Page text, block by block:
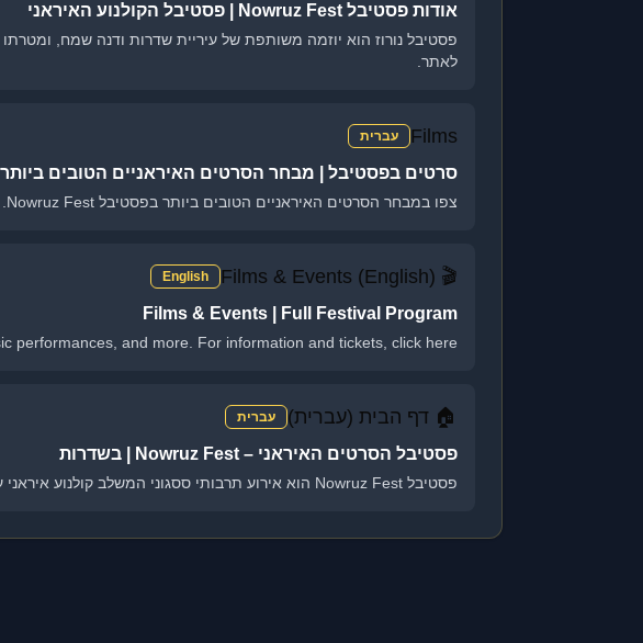
אודות פסטיבל Nowruz Fest | פסטיבל הקולנוע האיראני
פסטיבל נורוז הוא יוזמה משותפת של עיריית שדרות ודנה שמח,
לאתר.
Films עברית
סרטים בפסטיבל | מבחר הסרטים האיראניים הטובים ביותר
צפו במבחר הסרטים האיראניים הטובים ביותר בפסטיבל Nowruz Fest. קולנוע איראני זוכה פרסים, סרטים קלאסיים ועכשוויים. הזמינו כרטיסים עכשיו!
🎬 Films & Events (English)
English
Films & Events | Full Festival Program
performances, and more. For information and tickets, click here!
🏠 דף הבית (עברית) עברית
פסטיבל הסרטים האיראני – Nowruz Fest | בשדרות
פסטיבל Nowruz Fest הוא אירוע תרבותי ססגוני המשלב קולנוע איראני עכשווי, הופעות מוזיקה חיה, אמנות וקהילה. הזמינו כרטיסים מראש!